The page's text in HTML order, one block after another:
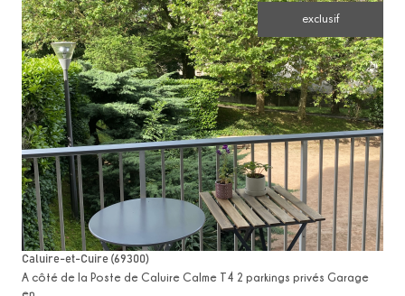
exclusif
voir le bien
Caluire-et-Cuire (69300)
A côté de la Poste de Caluire Calme T4 2 parkings privés Garage
en...